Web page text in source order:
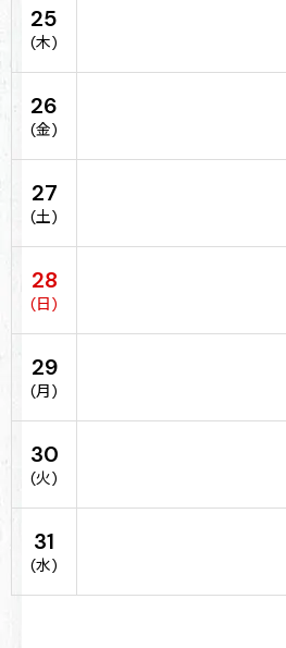
25
(木)
26
(金)
27
(土)
28
(日)
29
(月)
30
(火)
31
(水)